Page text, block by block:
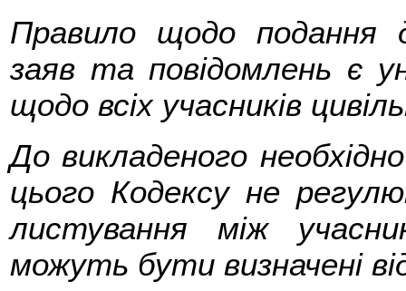
Правило щодо подання
заяв та повідомлень є
щодо всіх учасників
До викладеного
цього Кодексу не
листування між
можуть бути визначені